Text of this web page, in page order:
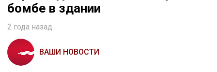
бомбе в здании
2 года назад
ВАШИ НОВОСТИ